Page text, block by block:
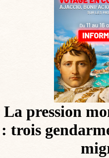
La pression
: trois